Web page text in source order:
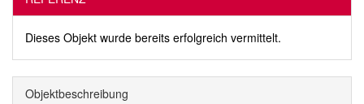
Dieses Objekt wurde bereits erfolgreich vermittelt.
Objekt­beschreibung